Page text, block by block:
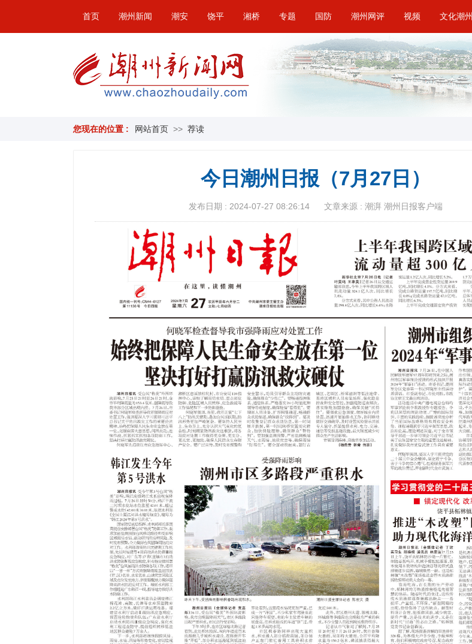
首页 潮州新闻 潮安 饶平 湘桥 专题 国防 潮州网评 视频 文化潮州
您现在的位置 : 网站首页 >> 荐读
今日潮州日报（7月27日）
发布日期 : 2024-07-27 08:26:14 文章来源 : 潮湃 潮州日报客户端